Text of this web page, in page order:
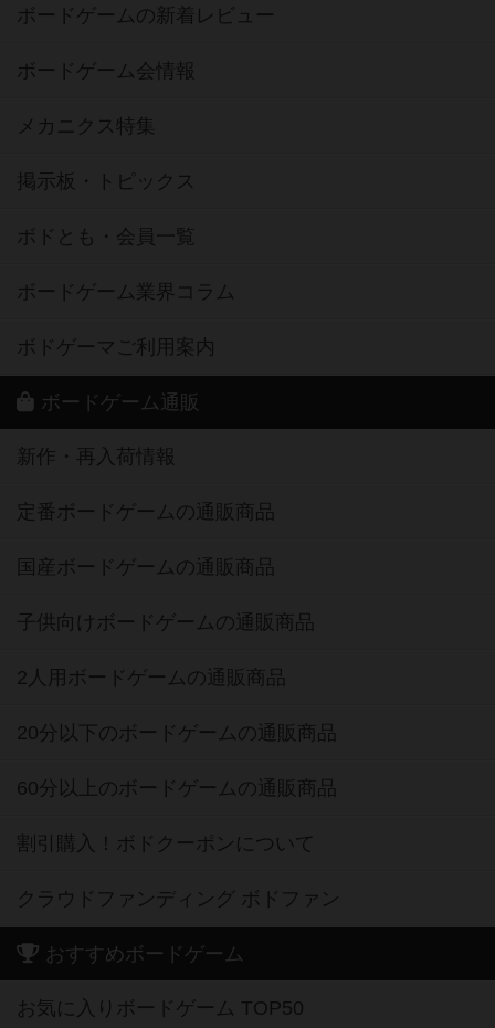
ボードゲームの新着レビュー
ボードゲーム会情報
メカニクス特集
掲示板・トピックス
ボドとも・会員一覧
ボードゲーム業界コラム
ボドゲーマご利用案内
ボードゲーム通販
新作・再入荷情報
定番ボードゲームの通販商品
国産ボードゲームの通販商品
子供向けボードゲームの通販商品
2人用ボードゲームの通販商品
20分以下のボードゲームの通販商品
60分以上のボードゲームの通販商品
割引購入！ボドクーポンについて
クラウドファンディング ボドファン
おすすめボードゲーム
お気に入りボードゲーム TOP50